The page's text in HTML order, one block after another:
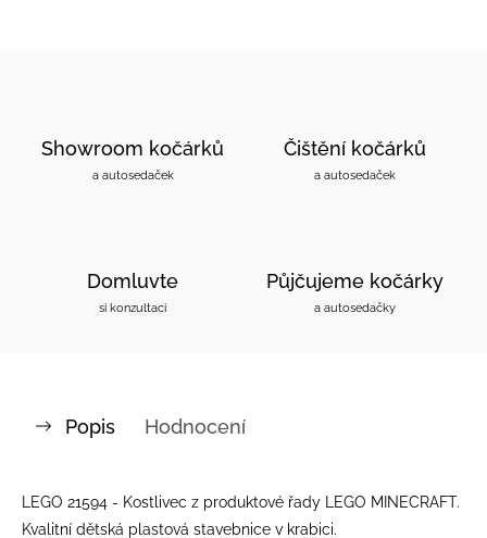
Showroom kočárků
a autosedaček
Čištění kočárků
a autosedaček
Domluvte
si konzultaci
Půjčujeme kočárky
a autosedačky
Popis Hodnocení
LEGO 21594 - Kostlivec z produktové řady LEGO MINECRAFT.
Kvalitní dětská plastová stavebnice v krabici.